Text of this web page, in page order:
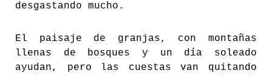
desgastando mucho.
El paisaje de granjas, con montañas
llenas de bosques y un día soleado
ayudan, pero las cuestas van quitando